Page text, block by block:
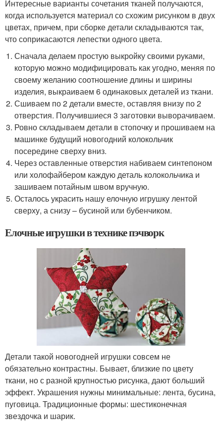
Интересные варианты сочетания тканей получаются,
когда используется материал со схожим рисунком в двух
цветах, причем, при сборке детали складываются так,
что соприкасаются лепестки одного цвета.
Сначала делаем простую выкройку своими руками,
которую можно модифицировать как угодно, меняя по
своему желанию соотношение длины и ширины
изделия, выкраиваем 6 одинаковых деталей из ткани.
Сшиваем по 2 детали вместе, оставляя внизу по 2
отверстия. Получившиеся 3 заготовки выворачиваем.
Ровно складываем детали в стопочку и прошиваем на
машинке будущий новогодний колокольчик
посередине сверху вниз.
Через оставленные отверстия набиваем синтепоном
или холофайбером каждую деталь колокольчика и
зашиваем потайным швом вручную.
Осталось украсить нашу елочную игрушку лентой
сверху, а снизу – бусиной или бубенчиком.
Елочные игрушки в технике пэчворк
Детали такой новогодней игрушки совсем не
обязательно контрастны. Бывает, близкие по цвету
ткани, но с разной крупностью рисунка, дают больший
эффект. Украшения нужны минимальные: лента, бусина,
пуговица. Традиционные формы: шестиконечная
звездочка и шарик.